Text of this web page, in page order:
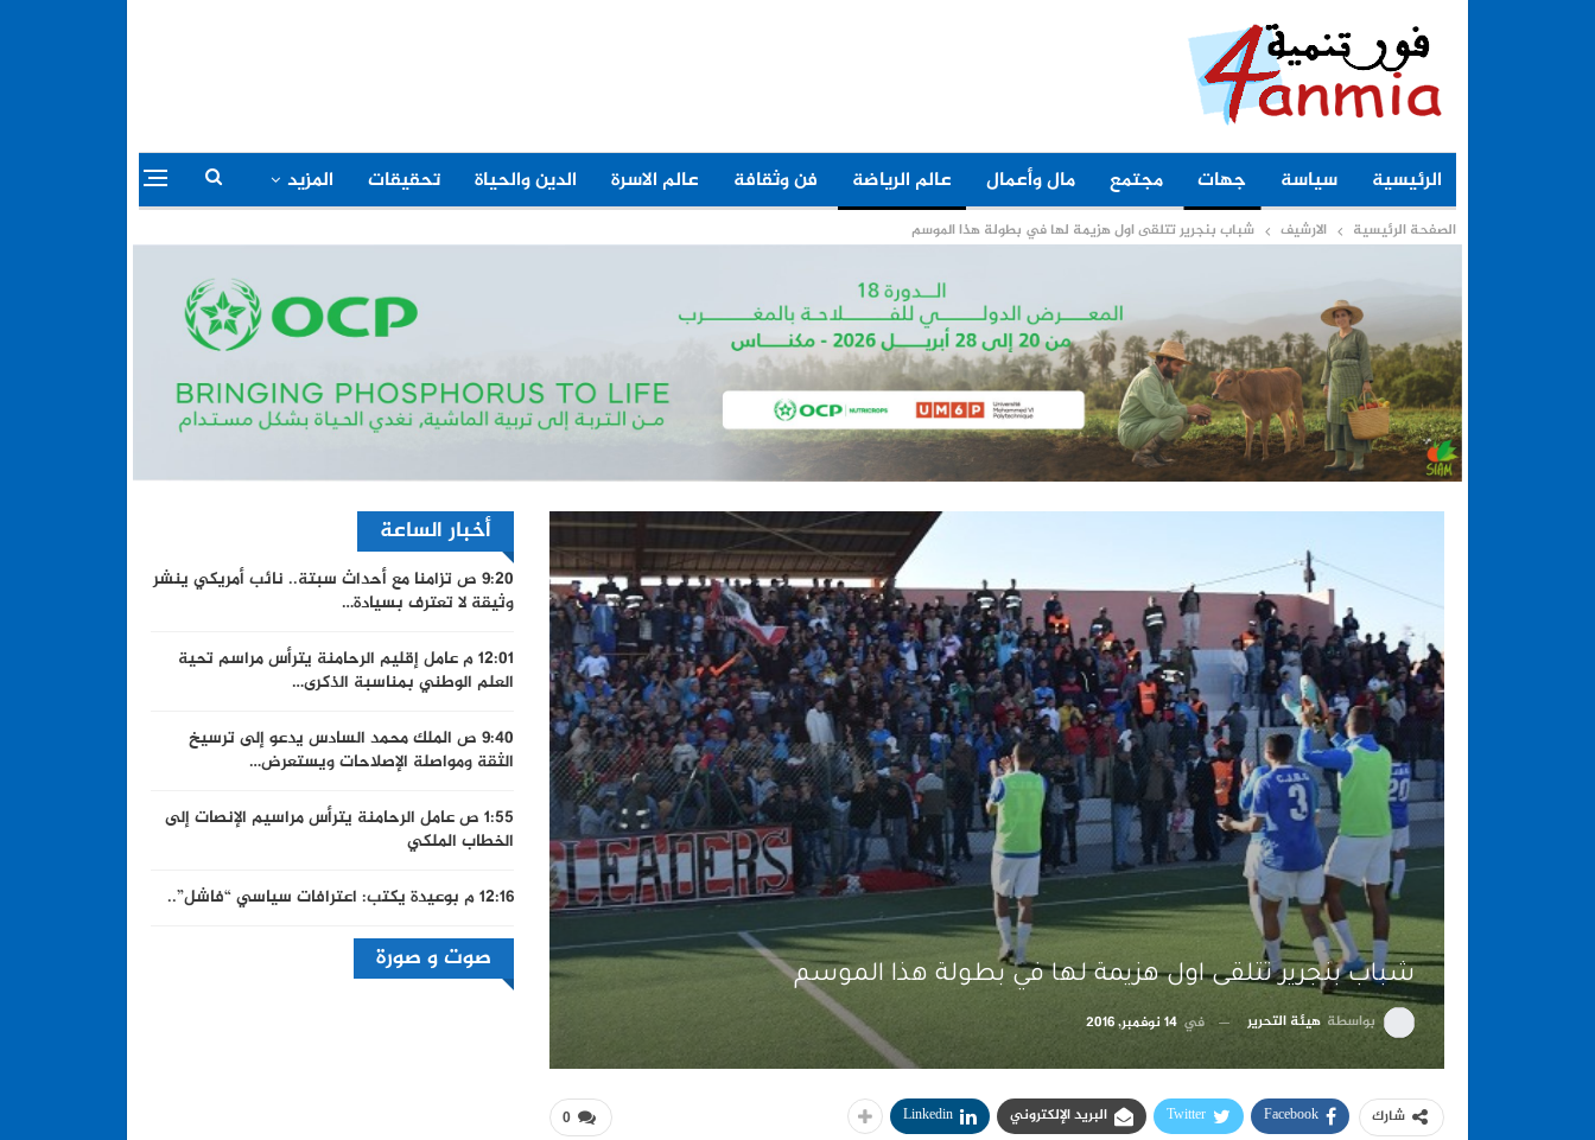
الرئيسية سياسة جهات مجتمع مال وأعمال عالم الرياضة فن وثقافة عالم الاسرة الدين والحياة تحقيقات المزيد
الصفحة الرئيسية الارشيف شباب بنجرير تتلقى اول هزيمة لها في بطولة هذا الموسم
شباب بنجرير تتلقى اول هزيمة لها في بطولة هذا الموسم
بواسطة هيئة التحرير في 14 نوفمبر, 2016
0 شارك Facebook
Twitter البريد الإلكتروني Linkedin
أخبار الساعة
9:20 ص
تزامنا مع أحداث سبتة.. نائب أمريكي ينشر
وثيقة لا تعترف بسيادة…
12:01 م
عامل إقليم الرحامنة يترأس مراسم تحية
العلم الوطني بمناسبة الذكرى…
9:40 ص
الملك محمد السادس يدعو إلى ترسيخ
الثقة ومواصلة الإصلاحات ويستعرض…
1:55 ص
عامل الرحامنة يترأس مراسيم الإنصات إلى
الخطاب الملكي
12:16 م
بوعيدة يكتب: اعترافات سياسي “فاشل”..
صوت و صورة